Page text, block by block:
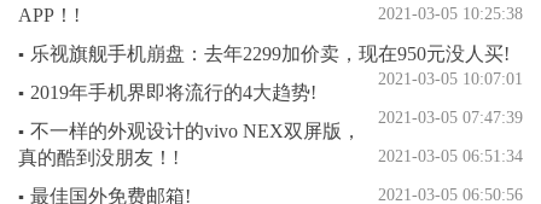
APP！!
2021-03-05 10:25:38
▪ 乐视旗舰手机崩盘：去年2299加价卖，现在950元没人买!
2021-03-05 10:07:01
▪ 2019年手机界即将流行的4大趋势!
2021-03-05 07:47:39
▪ 不一样的外观设计的vivo NEX双屏版，
真的酷到没朋友！!
2021-03-05 06:51:34
▪ 最佳国外免费邮箱! 2021-03-05 06:50:56